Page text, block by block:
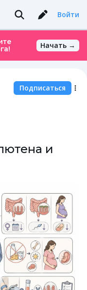
Войти
Начать →
Подписаться
и